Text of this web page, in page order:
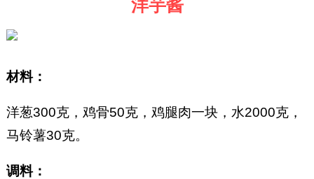
洋芋酱
材料：
洋葱300克，鸡骨50克，鸡腿肉一块，水2000克，
马铃薯30克。
调料：